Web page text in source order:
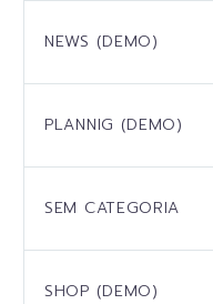
NEWS (DEMO)
PLANNIG (DEMO)
SEM CATEGORIA
SHOP (DEMO)